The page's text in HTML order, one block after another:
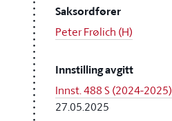
Saksordfører
Peter Frølich (H)
Innstilling avgitt
Innst. 488 S (2024-2025)
27.05.2025